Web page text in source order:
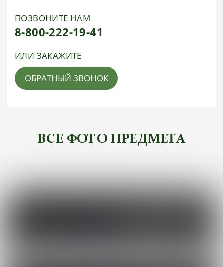
ПОЗВОНИТЕ НАМ
8-800-222-19-41
ИЛИ ЗАКАЖИТЕ
ОБРАТНЫЙ ЗВОНОК
ВСЕ ФОТО ПРЕДМЕТА